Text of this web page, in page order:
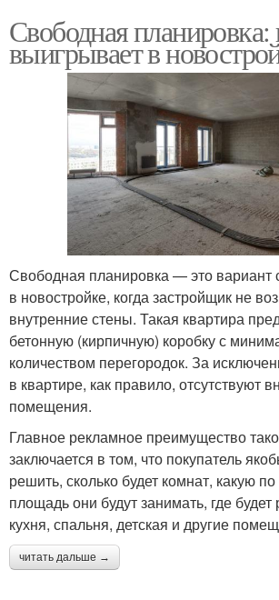
Свободная планировка:
выигрывает в
Свободная планировка — это вариант
в новостройке, когда застройщик не
внутренние стены. Такая квартира
бетонную (кирпичную) коробку с
количеством перегородок. За
в квартире, как правило, отсутствуют
помещения.
Главное рекламное преимущество
заключается в том, что покупатель
решить, сколько будет комнат, какую
площадь они будут занимать, где будет
кухня, спальня, детская и другие
читать дальше →